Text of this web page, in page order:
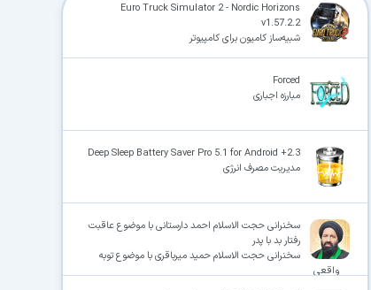
Euro Truck Simulator 2 - Nordic Horizons
v1.57.2.2
شبیه‌ساز کامیون برای کامپیوتر
Forced
مبارزه اجباری
Deep Sleep Battery Saver Pro 5.1 for Android +2.3
مدیریت مصرف انرژی
سخنرانی حجت الاسلام احمد دارستانی با موضوع عاقبت
رفتار بد با پدر
سخنرانی حجت الاسلام حمید میرباقری با موضوع توبه
واقعی